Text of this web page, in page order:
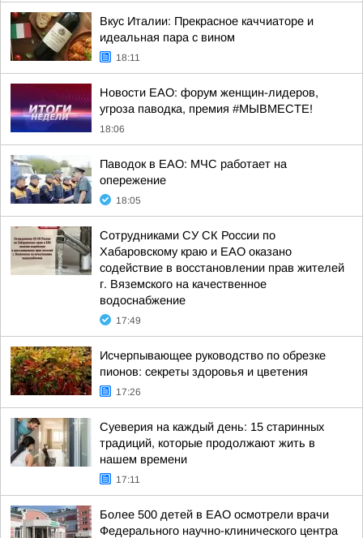
Вкус Италии: Прекрасное каччиаторе и
идеальная пара с вином
18:11
Новости ЕАО: форум женщин-лидеров,
угроза паводка, премия #МЫВМЕСТЕ!
18:06
Паводок в ЕАО: МЧС работает на
опережение
18:05
Сотрудниками СУ СК России по
Хабаровскому краю и ЕАО оказано
содействие в восстановлении прав жителей
г. Вяземского на качественное
водоснабжение
17:49
Исчерпывающее руководство по обрезке
пионов: секреты здоровья и цветения
17:26
Суеверия на каждый день: 15 старинных
традиций, которые продолжают жить в
нашем времени
17:11
Более 500 детей в ЕАО осмотрели врачи
Федерального научно-клинического центра